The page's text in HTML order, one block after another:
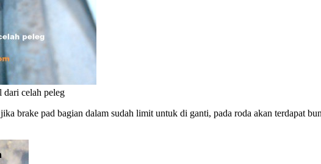
dari celah peleg
brake pad bagian dalam sudah limit untuk di ganti, pada roda akan terdapat